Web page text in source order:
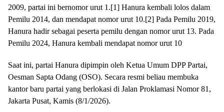
2009, partai ini bernomor urut 1.[1] Hanura kembali lolos dalam
Pemilu 2014, dan mendapat nomor urut 10.[2] Pada Pemilu 2019,
Hanura hadir sebagai peserta pemilu dengan nomor urut 13. Pada
Pemilu 2024, Hanura kembali mendapat nomor urut 10
Saat ini, partai Hanura dipimpin oleh Ketua Umum DPP Partai,
Oesman Sapta Odang (OSO). Secara resmi beliau membuka
kantor baru partai yang berlokasi di Jalan Proklamasi Nomor 81,
Jakarta Pusat, Kamis (8/1/2026).